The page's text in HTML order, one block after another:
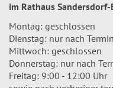
im Rathaus Sandersdorf-
Montag: geschlossen
Dienstag: nur nach
Mittwoch: geschlossen
Donnerstag: nur nach
Freitag: 9:00 - 12:00 Uhr